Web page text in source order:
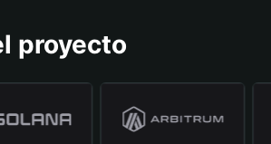
proyecto